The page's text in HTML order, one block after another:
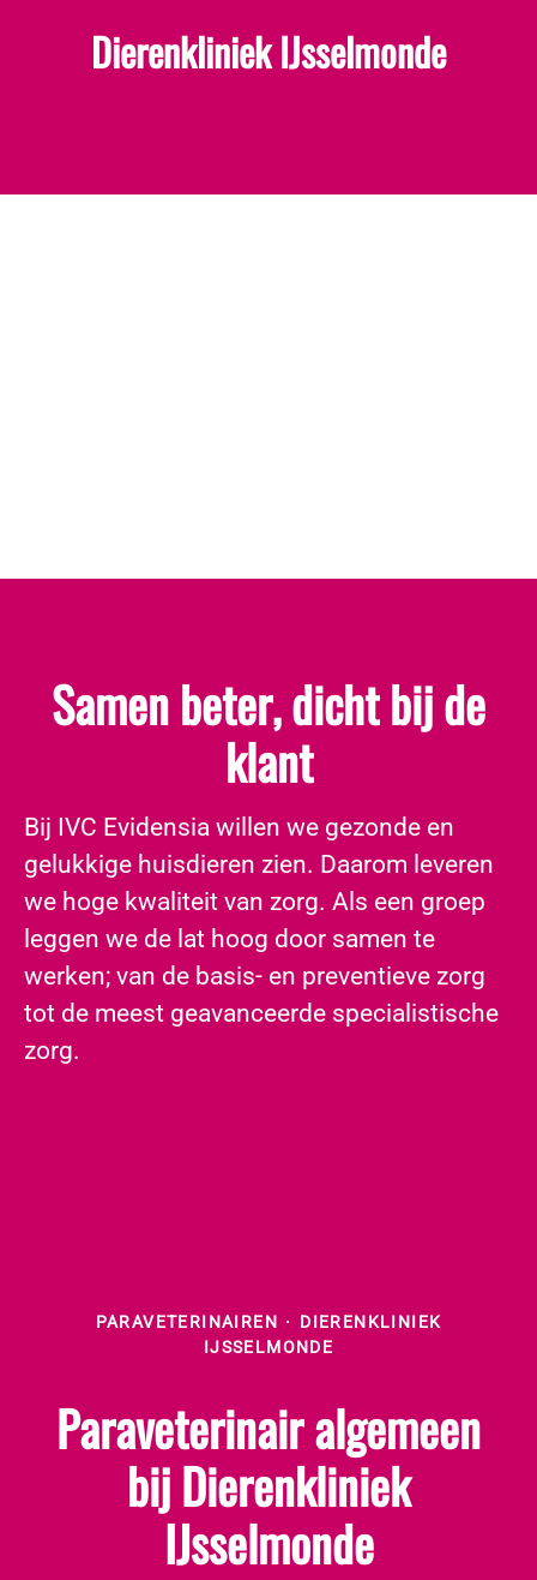
Dierenkliniek IJsselmonde
Samen beter, dicht bij de
klant
​Bij IVC Evidensia willen we gezonde en
gelukkige huisdieren zien. Daarom leveren
we hoge kwaliteit van zorg. Als een groep
leggen we de lat hoog door samen te
werken; van de basis- en preventieve zorg
tot de meest geavanceerde specialistische
zorg.
PARAVETERINAIREN ·
DIERENKLINIEK
IJSSELMONDE
Paraveterinair algemeen
bij Dierenkliniek
IJsselmonde